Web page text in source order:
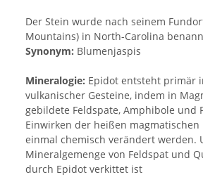
Der Stein wurde nach seinem
Mountains) in North-Carolina
Synonym: Blumenjaspis
Mineralogie: Epidot entsteht primär
vulkanischer Gesteine, indem in
gebildete Feldspate, Amphibole und
Einwirken der heißen magmatischen
einmal chemisch verändert werden.
Mineralgemenge von Feldspat und
durch Epidot verkittet ist